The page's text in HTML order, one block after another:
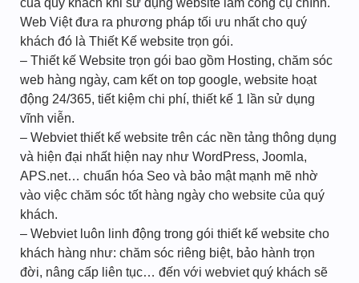
của quý khách khi sử dụng website làm công cụ chính.
Web Việt đưa ra phương pháp tối ưu nhất cho quý
khách đó là Thiết Kế website trọn gói.
– Thiết kế Website trọn gói bao gồm Hosting, chăm sóc
web hàng ngày, cam kết on top google, website hoạt
động 24/365, tiết kiệm chi phí, thiết kế 1 lần sử dụng
vĩnh viễn.
– Webviet thiết kế website trên các nền tảng thông dụng
và hiện đại nhất hiện nay như WordPress, Joomla,
APS.net… chuẩn hóa Seo và bảo mật mạnh mẽ nhờ
vào việc chăm sóc tốt hàng ngày cho website của quý
khách.
– Webviet luôn linh động trong gói thiết kế website cho
khách hàng như: chăm sóc riêng biệt, bảo hành trọn
đời, nâng cấp liên tục… đến với webviet quý khách sẽ